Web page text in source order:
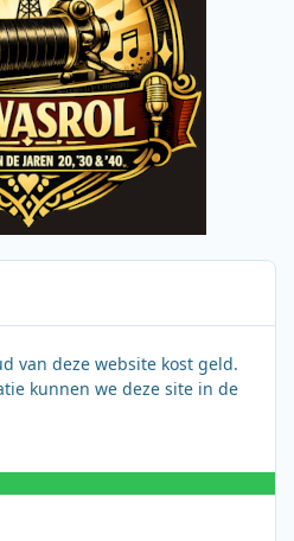
van deze website kost geld.
kunnen we deze site in de